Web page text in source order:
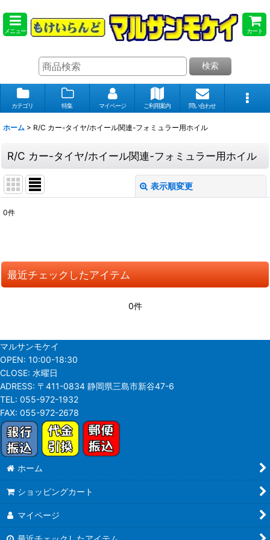
メニュー カート
検索
カテゴリ 特集 マイページ ご利用案内 問い合わせ
ホーム > R/C カー-タイヤ/ホイール関連-フォミュラー用ホイル
R/C カー-タイヤ/ホイール関連-フォミュラー用ホイル
表示順変更
並び順:
絞り込む
0件
最近チェックしたアイテム
0件
マルサンモケイ
OPEN: 10:00-18:30
CLOSE: 水曜日
ADRESS: 〒411-0834 静岡県三島市新谷47-6
TEL: 055-972-1932
FAX: 055-972-2678
ホーム
ショッピングカート
マイページ